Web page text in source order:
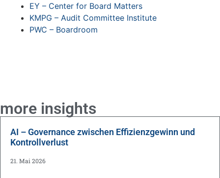
EY – Center for Board Matters
KMPG – Audit Committee Institute
PWC – Boardroom
more insights
AI – Governance zwischen Effizienzgewinn und
Kontrollverlust
21. Mai 2026